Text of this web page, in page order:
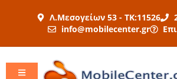
Λ.Μεσογείων 53 - ΤΚ:11526
info@mobilecenter.gr